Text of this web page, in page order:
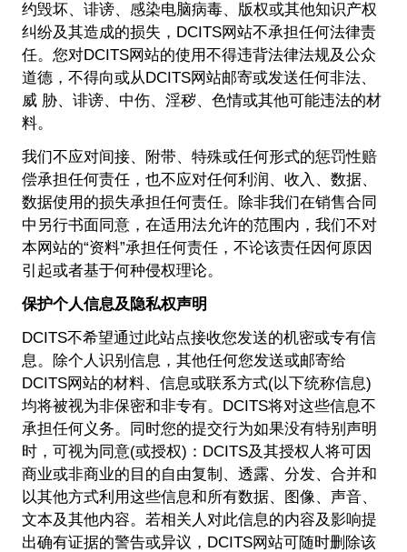
约毁坏、诽谤、感染电脑病毒、版权或其他知识产权
纠纷及其造成的损失，DCITS网站不承担任何法律责
任。您对DCITS网站的使用不得违背法律法规及公众
道德，不得向或从DCITS网站邮寄或发送任何非法、
威 胁、诽谤、中伤、淫秽、色情或其他可能违法的材
料。
我们不应对间接、附带、特殊或任何形式的惩罚性赔
偿承担任何责任，也不应对任何利润、收入、数据、
数据使用的损失承担任何责任。除非我们在销售合同
中另行书面同意，在适用法允许的范围内，我们不对
本网站的“资料”承担任何责任，不论该责任因何原因
引起或者基于何种侵权理论。
保护个人信息及隐私权声明
DCITS不希望通过此站点接收您发送的机密或专有信
息。除个人识别信息，其他任何您发送或邮寄给
DCITS网站的材料、信息或联系方式(以下统称信息)
均将被视为非保密和非专有。DCITS将对这些信息不
承担任何义务。同时您的提交行为如果没有特别声明
时，可视为同意(或授权)：DCITS及其授权人将可因
商业或非商业的目的自由复制、透露、分发、合并和
以其他方式利用这些信息和所有数据、图像、声音、
文本及其他内容。若相关人对此信息的内容及影响提
出确有证据的警告或异议，DCITS网站可随时删除该